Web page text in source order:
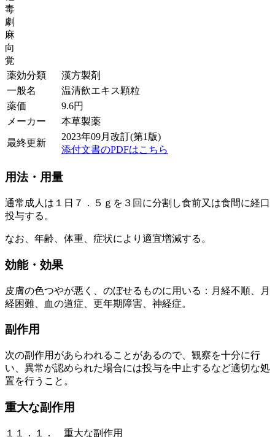
毒
劇
麻
向
覚
薬効分類
漢方製剤
一般名
温清飲エキス顆粒
薬価
9.6円
メーカー
本草製薬
最終更新
2023年09月改訂(第1版)
添付文書のPDFはこちら
用法・用量
通常成人は１日７．５ｇを３回に分割し食前又は食間に経口
投与する。
なお、年齢、体重、症状により適宜増減する。
効能・効果
皮膚の色つやが悪く、のぼせるものに用いる：月経不順、月
経困難、血の道症、更年期障害、神経症。
副作用
次の副作用があらわれることがあるので、観察を十分に行
い、異常が認められた場合には投与を中止するなど適切な処
置を行うこと。
重大な副作用
１１．１． 重大な副作用